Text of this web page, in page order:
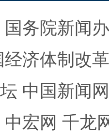
国务院新闻
经济体制改
中国新闻网
中宏网 千龙